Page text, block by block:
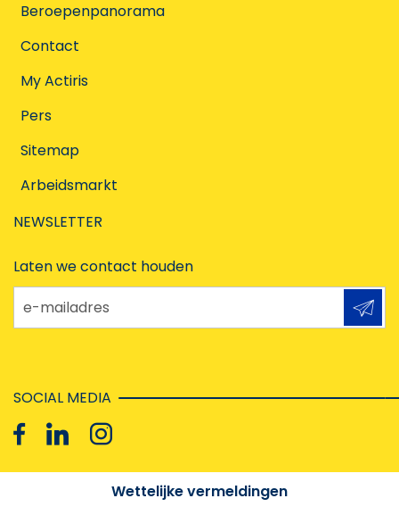
Beroepenpanorama
Contact
My Actiris
Pers
Sitemap
Arbeidsmarkt
NEWSLETTER
Laten we contact houden
e-mailadres
SOCIAL MEDIA
Wettelijke vermeldingen